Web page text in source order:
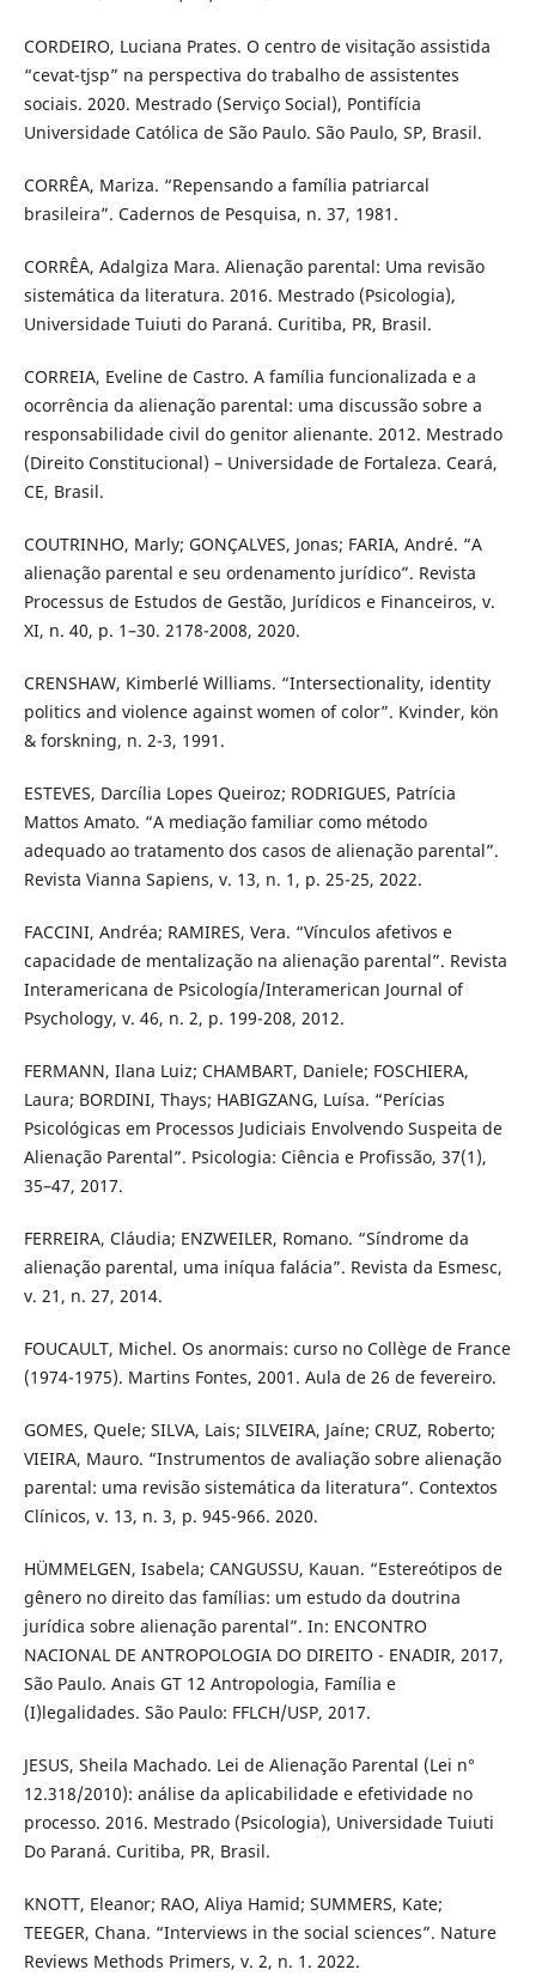
CORDEIRO, Luciana Prates. O centro de visitação assistida
“cevat-tjsp” na perspectiva do trabalho de assistentes
sociais. 2020. Mestrado (Serviço Social), Pontifícia
Universidade Católica de São Paulo. São Paulo, SP, Brasil.
CORRÊA, Mariza. “Repensando a família patriarcal
brasileira”. Cadernos de Pesquisa, n. 37, 1981.
CORRÊA, Adalgiza Mara. Alienação parental: Uma revisão
sistemática da literatura. 2016. Mestrado (Psicologia),
Universidade Tuiuti do Paraná. Curitiba, PR, Brasil.
CORREIA, Eveline de Castro. A família funcionalizada e a
ocorrência da alienação parental: uma discussão sobre a
responsabilidade civil do genitor alienante. 2012. Mestrado
(Direito Constitucional) – Universidade de Fortaleza. Ceará,
CE, Brasil.
COUTRINHO, Marly; GONÇALVES, Jonas; FARIA, André. “A
alienação parental e seu ordenamento jurídico”. Revista
Processus de Estudos de Gestão, Jurídicos e Financeiros, v.
XI, n. 40, p. 1–30. 2178-2008, 2020.
CRENSHAW, Kimberlé Williams. “Intersectionality, identity
politics and violence against women of color”. Kvinder, kön
& forskning, n. 2-3, 1991.
ESTEVES, Darcília Lopes Queiroz; RODRIGUES, Patrícia
Mattos Amato. “A mediação familiar como método
adequado ao tratamento dos casos de alienação parental”.
Revista Vianna Sapiens, v. 13, n. 1, p. 25-25, 2022.
FACCINI, Andréa; RAMIRES, Vera. “Vínculos afetivos e
capacidade de mentalização na alienação parental”. Revista
Interamericana de Psicología/Interamerican Journal of
Psychology, v. 46, n. 2, p. 199-208, 2012.
FERMANN, Ilana Luiz; CHAMBART, Daniele; FOSCHIERA,
Laura; BORDINI, Thays; HABIGZANG, Luísa. “Perícias
Psicológicas em Processos Judiciais Envolvendo Suspeita de
Alienação Parental”. Psicologia: Ciência e Profissão, 37(1),
35–47, 2017.
FERREIRA, Cláudia; ENZWEILER, Romano. “Síndrome da
alienação parental, uma iníqua falácia”. Revista da Esmesc,
v. 21, n. 27, 2014.
FOUCAULT, Michel. Os anormais: curso no Collège de France
(1974-1975). Martins Fontes, 2001. Aula de 26 de fevereiro.
GOMES, Quele; SILVA, Lais; SILVEIRA, Jaíne; CRUZ, Roberto;
VIEIRA, Mauro. “Instrumentos de avaliação sobre alienação
parental: uma revisão sistemática da literatura”. Contextos
Clínicos, v. 13, n. 3, p. 945-966. 2020.
HÜMMELGEN, Isabela; CANGUSSU, Kauan. “Estereótipos de
gênero no direito das famílias: um estudo da doutrina
jurídica sobre alienação parental”. In: ENCONTRO
NACIONAL DE ANTROPOLOGIA DO DIREITO - ENADIR, 2017,
São Paulo. Anais GT 12 Antropologia, Família e
(I)legalidades. São Paulo: FFLCH/USP, 2017.
JESUS, Sheila Machado. Lei de Alienação Parental (Lei n°
12.318/2010): análise da aplicabilidade e efetividade no
processo. 2016. Mestrado (Psicologia), Universidade Tuiuti
Do Paraná. Curitiba, PR, Brasil.
KNOTT, Eleanor; RAO, Aliya Hamid; SUMMERS, Kate;
TEEGER, Chana. “Interviews in the social sciences”. Nature
Reviews Methods Primers, v. 2, n. 1. 2022.